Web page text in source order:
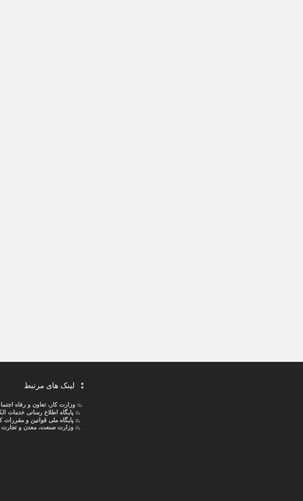
لینک های مرتبط
.::وزارت کار، تعاون و رفاه
.::پایگاه اطلاع رسانی خدمات
.::پایگاه ملی قوانین و مقررات
.:: وزارت صنعت، معدن و تجارت